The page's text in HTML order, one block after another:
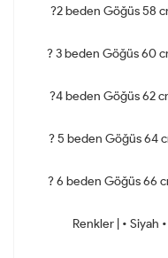
?2 beden Göğüs 58
? 3 beden Göğüs 60
?4 beden Göğüs 62
? 5 beden Göğüs 64
? 6 beden Göğüs 66
Renkler | • Siyah